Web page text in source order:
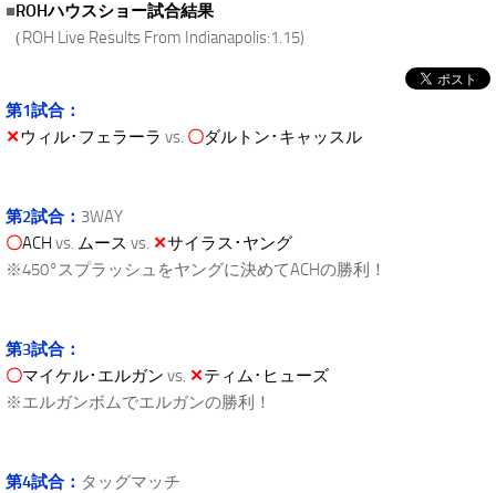
■ROHハウスショー試合結果
（ROH Live Results From Indianapolis:1.15)
第1試合：
✕ウィル･フェラーラ vs. 〇ダルトン･キャッスル
第2試合： 3WAY
〇ACH vs. ムース vs. ✕サイラス･ヤング
※450°スプラッシュをヤングに決めてACHの勝利！
第3試合：
〇マイケル･エルガン vs. ✕ティム･ヒューズ
※エルガンボムでエルガンの勝利！
第4試合： タッグマッチ